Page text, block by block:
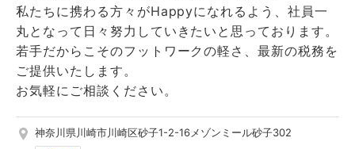
私たちに携わる方々がHappyになれるよう、社員一
丸となって日々努力していきたいと思っております。
若手だからこそのフットワークの軽さ、最新の税務を
ご提供いたします。
お気軽にご相談ください。
神奈川県川崎市川崎区砂子1-2-16メゾンミール砂子302